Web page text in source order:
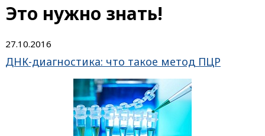
Это нужно знать!
27.10.2016
ДНК-диагностика: что такое метод ПЦР